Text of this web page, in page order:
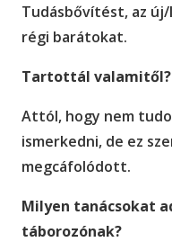
Tudásbővítést, az
régi barátokat.
Tartottál valamitől?
Attól, hogy nem
ismerkedni, de ez
megcáfolódott.
Milyen tanácsokat
táborozónak?